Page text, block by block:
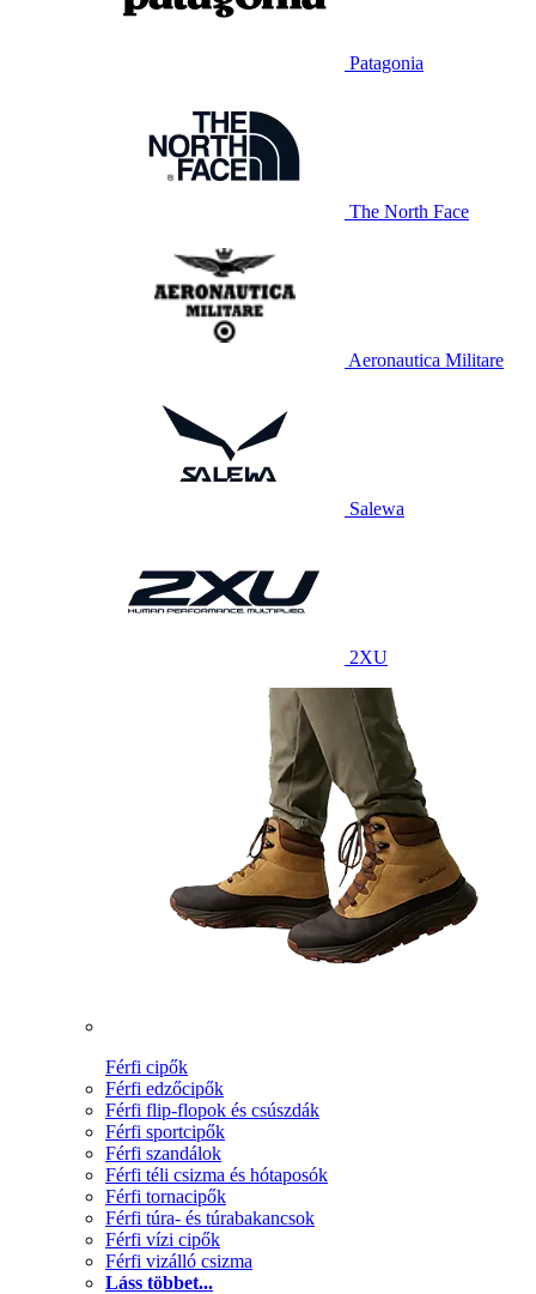
Patagonia
The North Face
Aeronautica Militare
Salewa
2XU
Férfi cipők
Férfi edzőcipők
Férfi flip-flopok és csúszdák
Férfi sportcipők
Férfi szandálok
Férfi téli csizma és hótaposók
Férfi tornacipők
Férfi túra- és túrabakancsok
Férfi vízi cipők
Férfi vizálló csizma
Láss többet...